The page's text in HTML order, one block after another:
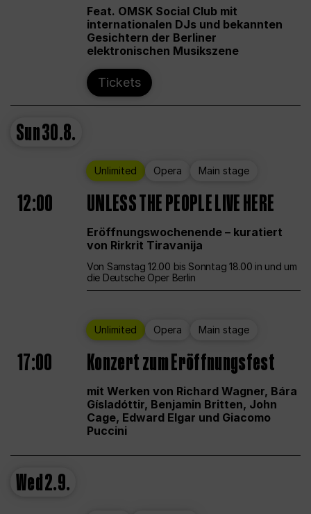
Feat. OMSK Social Club mit
internationalen DJs und bekannten
Gesichtern der Berliner
elektronischen Musikszene
Tickets
Sun30.8.
Unlimited Opera Main stage
12:00 UNLESS THE PEOPLE LIVE HERE
Eröffnungswochenende – kuratiert
von Rirkrit Tiravanija
Von Samstag 12.00 bis Sonntag 18.00 in und um
die Deutsche Oper Berlin
Unlimited Opera Main stage
17:00 Konzert zum Eröffnungsfest
mit Werken von Richard Wagner, Bára
Gísladóttir, Benjamin Britten, John
Cage, Edward Elgar und Giacomo
Puccini
Wed2.9.